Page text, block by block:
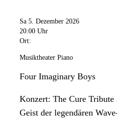
Sa 5. Dezember 2026
20:00 Uhr
Ort:
Musiktheater Piano
Four Imaginary Boys
Konzert: The Cure
Geist der legendären